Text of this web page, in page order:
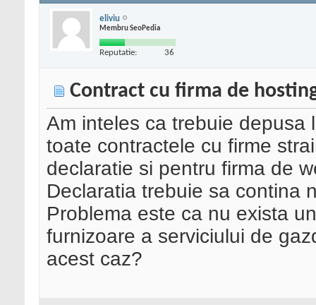
eliviu
Membru SeoPedia
Reputatie: 36
Contract cu firma de
Am inteles ca trebuie depusa
toate contractele cu firme
declaratie si pentru firma de
Declaratia trebuie sa contina
Problema este ca nu exista
furnizoare a serviciului de
acest caz?